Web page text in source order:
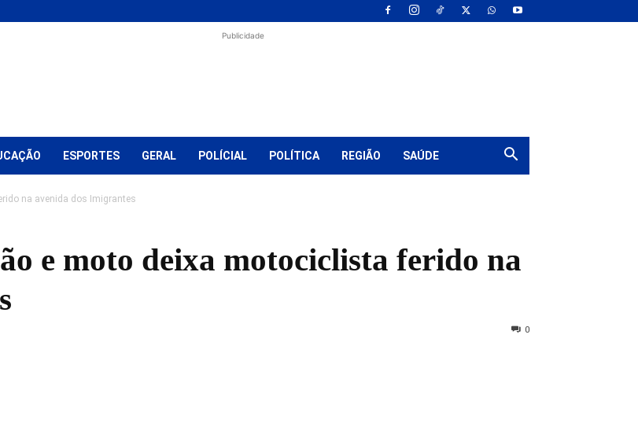
Publicidade
ESPORTES GERAL POLÍCIAL POLÍTICA REGIÃO SAÚDE
na avenida dos Imigrantes
e moto deixa motociclista ferido na
0